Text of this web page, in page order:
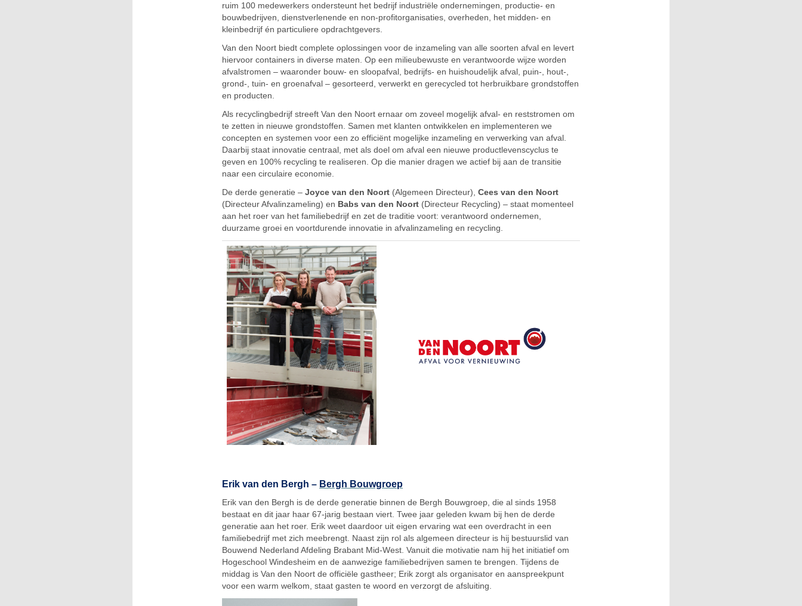
ruim 100 medewerkers ondersteunt het bedrijf industriële ondernemingen, productie- en
bouwbedrijven, dienstverlenende en non-profitorganisaties, overheden, het midden- en
kleinbedrijf én particuliere opdrachtgevers.
Van den Noort biedt complete oplossingen voor de inzameling van alle soorten afval en levert
hiervoor containers in diverse maten. Op een milieubewuste en verantwoorde wijze worden
afvalstromen – waaronder bouw- en sloopafval, bedrijfs- en huishoudelijk afval, puin-, hout-,
grond-, tuin- en groenafval – gesorteerd, verwerkt en gerecycled tot herbruikbare grondstoffen
en producten.
Als recyclingbedrijf streeft Van den Noort ernaar om zoveel mogelijk afval- en reststromen om
te zetten in nieuwe grondstoffen. Samen met klanten ontwikkelen en implementeren we
concepten en systemen voor een zo efficiënt mogelijke inzameling en verwerking van afval.
Daarbij staat innovatie centraal, met als doel om afval een nieuwe productlevenscyclus te
geven en 100% recycling te realiseren. Op die manier dragen we actief bij aan de transitie
naar een circulaire economie.
De derde generatie – Joyce van den Noort (Algemeen Directeur), Cees van den Noort
(Directeur Afvalinzameling) en Babs van den Noort (Directeur Recycling) – staat momenteel
aan het roer van het familiebedrijf en zet de traditie voort: verantwoord ondernemen,
duurzame groei en voortdurende innovatie in afvalinzameling en recycling.
Erik van den Bergh – Bergh Bouwgroep
Erik van den Bergh is de derde generatie binnen de Bergh Bouwgroep, die al sinds 1958
bestaat en dit jaar haar 67-jarig bestaan viert. Twee jaar geleden kwam bij hen de derde
generatie aan het roer. Erik weet daardoor uit eigen ervaring wat een overdracht in een
familiebedrijf met zich meebrengt. Naast zijn rol als algemeen directeur is hij bestuurslid van
Bouwend Nederland Afdeling Brabant Mid-West. Vanuit die motivatie nam hij het initiatief om
Hogeschool Windesheim en de aanwezige familiebedrijven samen te brengen. Tijdens de
middag is Van den Noort de officiële gastheer; Erik zorgt als organisator en aanspreekpunt
voor een warm welkom, staat gasten te woord en verzorgt de afsluiting.